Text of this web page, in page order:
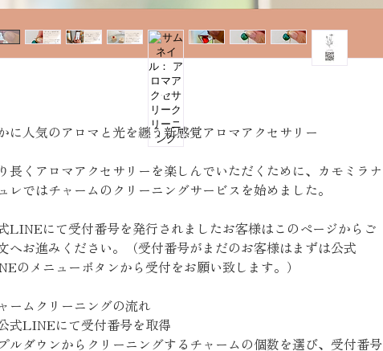
に人気のアロマと光を纏う新感覚アロマアクセサリー
長くアロマアクセサリーを楽しんでいただくために、カモミラナ
レではチャームのクリーニングサービスを始めました。
LINEにて受付番号を発行されましたお客様はこのページからご
へお進みください。（受付番号がまだのお客様はまずは公式
のメニューボタンから受付をお願い致します。）
ームクリーニングの流れ
式LINEにて受付番号を取得
ルダウンからクリーニングするチャームの個数を選び、受付番号